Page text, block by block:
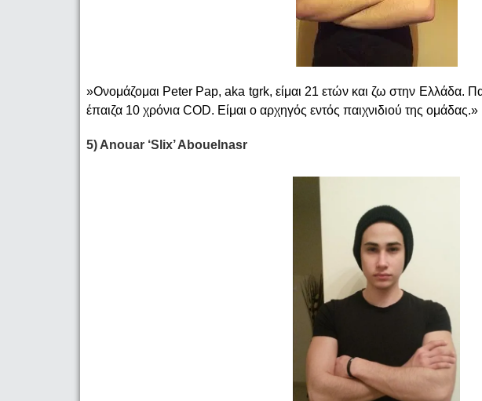
»Ονομάζομαι Peter Pap, aka tgrk, είμαι 21 ετών και ζω στην Ελλάδα.
έπαιζα 10 χρόνια COD. Είμαι ο αρχηγός εντός παιχνιδιού της ομάδας.»
5) Anouar ‘Slix’ Abouelnasr